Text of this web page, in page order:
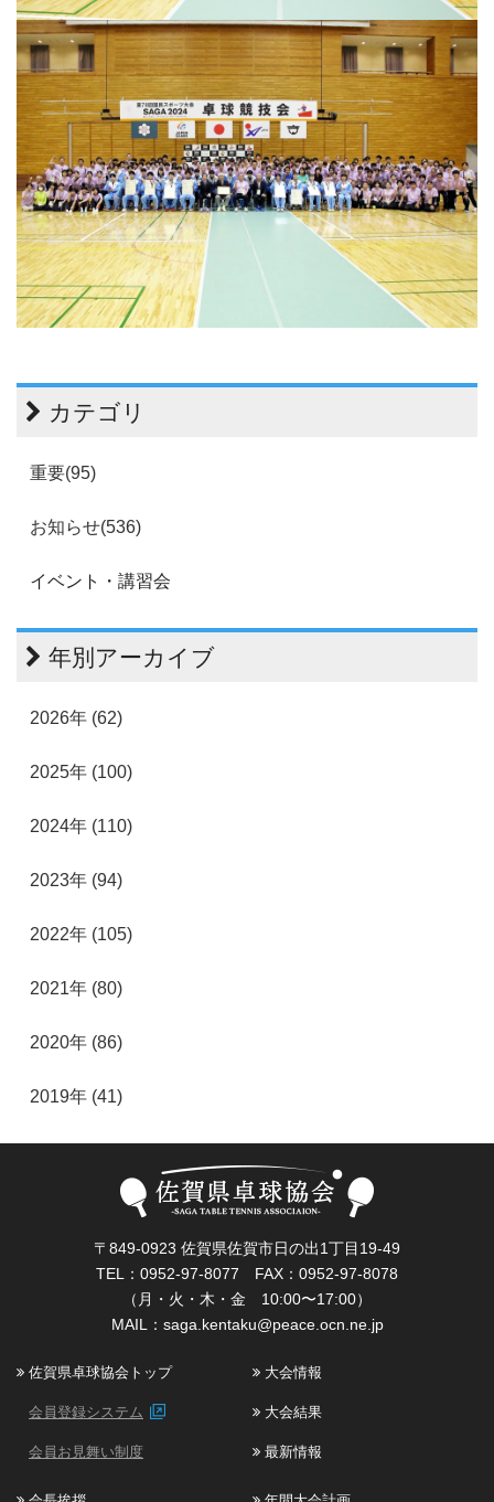
カテゴリ
重要(95)
お知らせ(536)
イベント・講習会
年別アーカイブ
2026年 (62)
2025年 (100)
2024年 (110)
2023年 (94)
2022年 (105)
2021年 (80)
2020年 (86)
2019年 (41)
〒849-0923 佐賀県佐賀市日の出1丁目19-49
TEL：0952-97-8077 FAX：0952-97-8078
（月・火・木・金 10:00〜17:00）
MAIL： saga.kentaku@peace.ocn.ne.jp
佐賀県卓球協会トップ
会員登録システム
会員お見舞い制度
大会情報
大会結果
最新情報